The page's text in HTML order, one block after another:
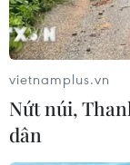
cho HDBank
05/08/2026 07:46
Tăng tốc giải
chấm dứt tâm
05/08/2026 07:39
vietnamplus.vn
Nứt núi,
dân